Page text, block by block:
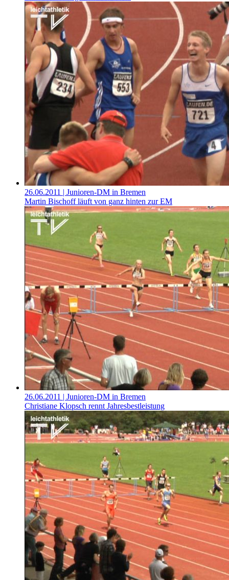
26.06.2011 | Junioren-DM in Bremen
Martin Bischoff läuft von ganz hinten zur EM
26.06.2011 | Junioren-DM in Bremen
Christiane Klopsch rennt Jahresbestleistung